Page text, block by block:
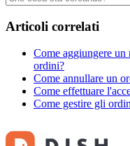
Articoli correlati
Come aggiungere
ordini?
Come annullare un
Come effettuare
Come gestire gli